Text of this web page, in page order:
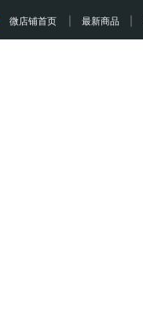
微店铺首页 最新商品